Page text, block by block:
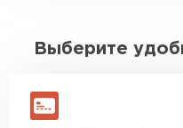
Выберите